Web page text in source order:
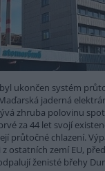
ukončen systém
jaderná
zhruba polovinu
za 44 let svojí
průtočné chlazení.
ostatních zemí EU,
ženisté břehy